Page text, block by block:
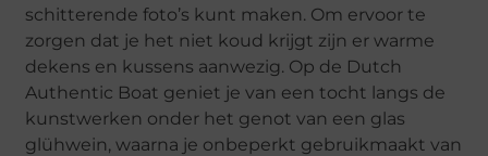
schitterende foto’s kunt maken. Om ervoor te
zorgen dat je het niet koud krijgt zijn er warme
dekens en kussens aanwezig. Op de Dutch
Authentic Boat geniet je van een tocht langs de
kunstwerken onder het genot van een glas
glühwein, waarna je onbeperkt gebruikmaakt van